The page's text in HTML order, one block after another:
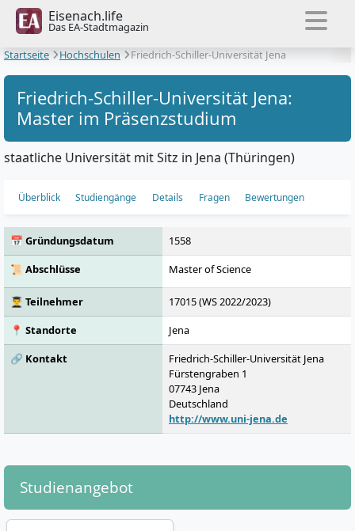
Eisenach.life
Das EA-Stadtmagazin
Startseite
Hochschulen Friedrich-Schiller-Universität Jena
Friedrich-Schiller-Universität Jena:
Master im Präsenzstudium
staatliche Universität mit Sitz in Jena (Thüringen)
Überblick Studiengänge Details Fragen Bewertungen
📅 Gründungsdatum
1558
📜 Abschlüsse
Master of Science
👨‍🎓 Teilnehmer
17015 (WS 2022/2023)
📍 Standorte
Jena
🔗 Kontakt
Friedrich-Schiller-Universität Jena
Fürstengraben 1
07743 Jena
Deutschland
http://www.uni-jena.de
Studienangebot